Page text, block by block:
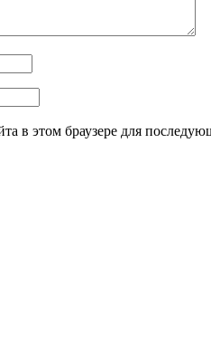
в этом браузере для